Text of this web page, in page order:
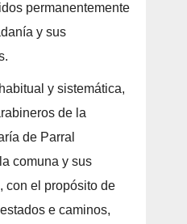
permanentemente
y sus
y sistemática,
de la
de Parral
comuna y sus
con el propósito de
e caminos,